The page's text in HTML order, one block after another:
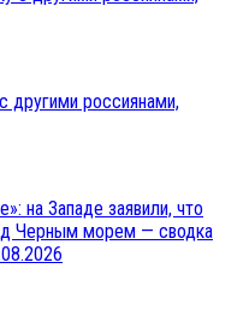
другими россиянами,